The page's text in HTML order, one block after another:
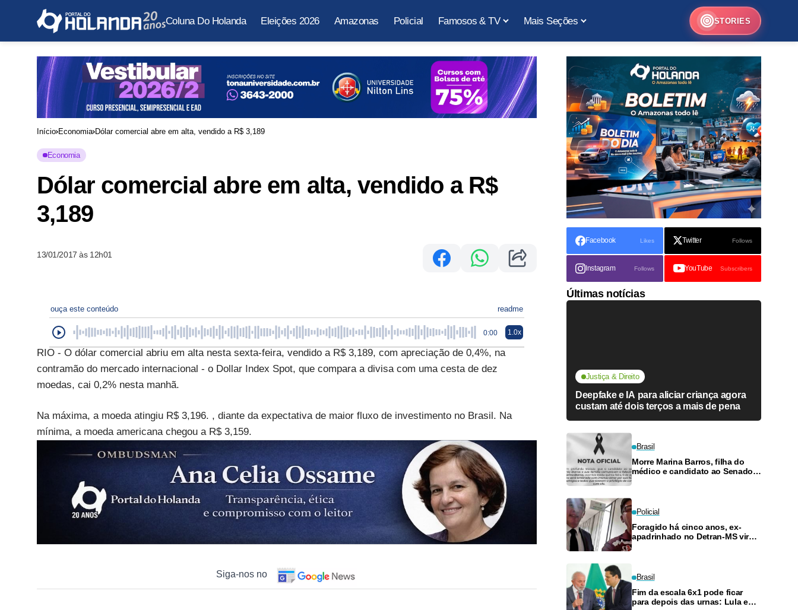
Coluna Do Holanda Eleições 2026 Amazonas Policial Famosos & TV Mais Seções STORIES
Início Economia Dólar comercial abre em alta, vendido a R$ 3,189
Economia
Dólar comercial abre em alta, vendido a R$
3,189
13/01/2017 às 12h01
ouça este conteúdo readme
0:00 1.0x
RIO - O dólar comercial abriu em alta nesta sexta-feira, vendido a R$ 3,189, com apreciação de 0,4%, na
contramão do mercado internacional - o Dollar Index Spot, que compara a divisa com uma cesta de dez
moedas, cai 0,2% nesta manhã.
Na máxima, a moeda atingiu R$ 3,196. , diante da expectativa de maior fluxo de investimento no Brasil. Na
mínima, a moeda americana chegou a R$ 3,159.
Siga-nos no
Facebook Likes Twitter Follows
Instagram Follows YouTube Subscribers
Últimas notícias
Justiça & Direito
Deepfake e IA para aliciar criança agora
custam até dois terços a mais de pena
Brasil
Morre Marina Barros, filha do
médico e candidato ao Senado
Policial
Foragido há cinco anos, ex-
apadrinhado no Detran-MS vira
Brasil
Fim da escala 6x1 pode ficar
para depois das urnas: Lula e